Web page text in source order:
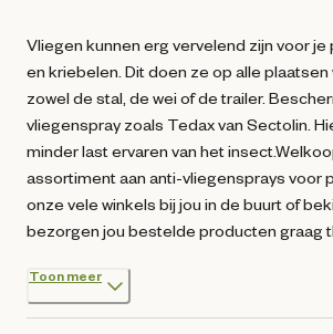
Vliegen kunnen erg vervelend zijn voor
en kriebelen. Dit doen ze op alle plaatsen
zowel de stal, de wei of de trailer.
vliegenspray zoals Tedax van Sectolin.
minder last ervaren van het
assortiment aan anti-vliegensprays voor
onze vele winkels bij jou in de buurt of
bezorgen jou bestelde producten graag
Toon meer